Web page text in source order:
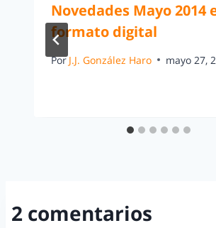
Novedades Mayo 2014
formato digital
Por J.J. González Haro mayo 27,
2 comentarios